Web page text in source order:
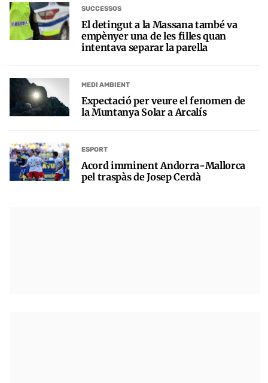
SUCCESSOS
El detingut a la Massana també va
empènyer una de les filles quan
intentava separar la parella
MEDI AMBIENT
Expectació per veure el fenomen de
la Muntanya Solar a Arcalís
ESPORT
Acord imminent Andorra-Mallorca
pel traspàs de Josep Cerdà